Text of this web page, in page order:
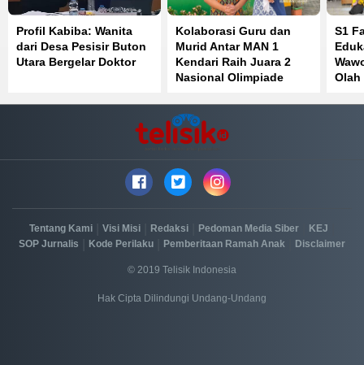
Profil Kabiba: Wanita
dari Desa Pesisir Buton
Utara Bergelar Doktor
Kolaborasi Guru dan
Murid Antar MAN 1
Kendari Raih Juara 2
Nasional Olimpiade
S1
Olah
Tentang Kami Visi Misi Redaksi Pedoman Media Siber KEJ
SOP Jurnalis Kode Perilaku Pemberitaan Ramah Anak Disclaimer
© 2019 Telisik Indonesia
Hak Cipta Dilindungi Undang-Undang